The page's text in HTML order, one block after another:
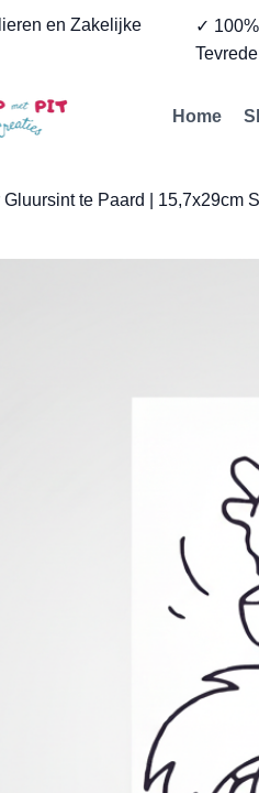
en Zakelijke
✓ 100%
Home
Gluursint te Paard | 15,7x29cm